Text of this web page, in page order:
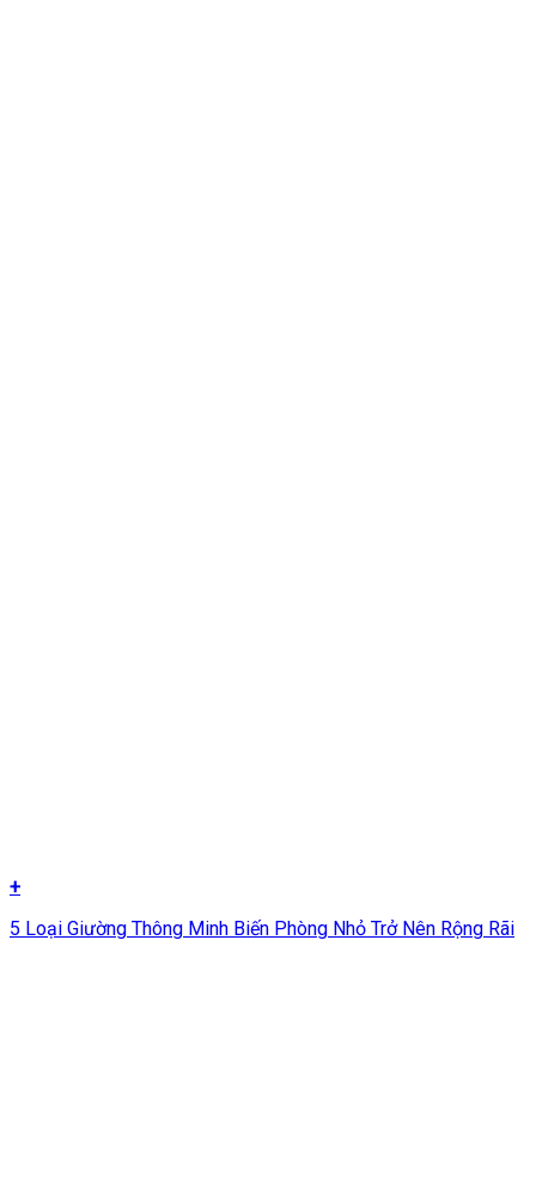
+
5 Loại Giường Thông Minh Biến Phòng Nhỏ Trở Nên Rộng Rãi